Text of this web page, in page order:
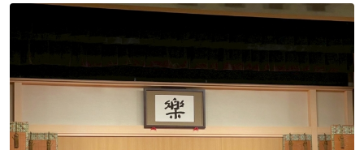
トリの八方は「紀伊国屋文左衛門」を口演
その後は、孫弟子たちも舞台に集合。花束とケーキでお祝
いすると、中入り後は八光からスタートです。